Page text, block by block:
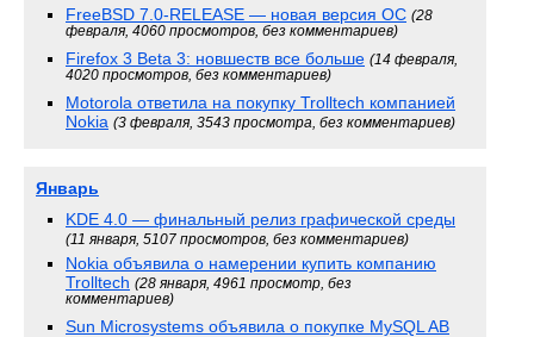
FreeBSD 7.0-RELEASE — новая версия ОС (28
февраля, 4060 просмотров, без комментариев)
Firefox 3 Beta 3: новшеств все больше (14 февраля,
4020 просмотров, без комментариев)
Motorola ответила на покупку Trolltech компанией
Nokia (3 февраля, 3543 просмотра, без комментариев)
Январь
KDE 4.0 — финальный релиз графической среды
(11 января, 5107 просмотров, без комментариев)
Nokia объявила о намерении купить компанию
Trolltech (28 января, 4961 просмотр, без
комментариев)
Sun Microsystems объявила о покупке MySQL AB